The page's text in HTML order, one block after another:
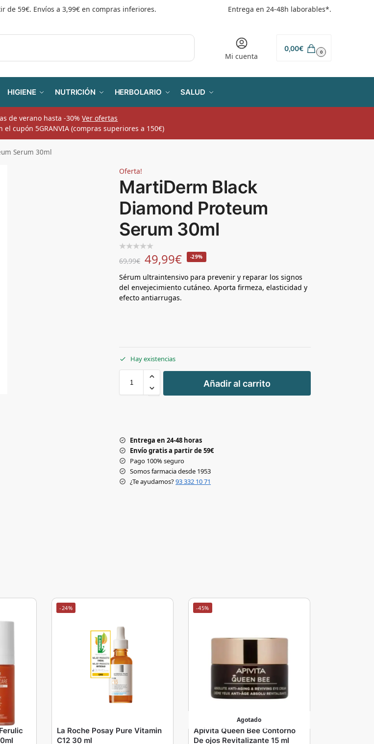
de 59€. Envíos a 3,99€ en compras inferiores. Entrega en 24-48h laborables*.
Mi cuenta
0,00€ 0
HIGIENE NUTRICIÓN HERBOLARIO SALUD
de verano hasta -30%Ver ofertas
el cupón 5GRANVIA (compras superiores a 150€)
Serum 30ml
Oferta!
MartiDerm Black
Diamond Proteum
Serum 30ml
69,99€ 49,99€ -29%
Sérum ultraintensivo para prevenir y reparar los signos
del envejecimiento cutáneo. Aporta firmeza, elasticidad y
efecto antiarrugas.
Hay existencias
+
-
Añadir al carrito
Entrega en 24-48 horas
Envío gratis a partir de 59€
Pago 100% seguro
Somos farmacia desde 1953
¿Te ayudamos?93 332 10 71
-24%
La Roche Posay Pure Vitamin
C12 30 ml
-45%
Agotado
Apivita Queen Bee Contorno
De ojos Revitalizante 15 ml